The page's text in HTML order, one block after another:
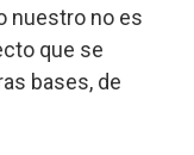
nuestro no es
que se
bases, de